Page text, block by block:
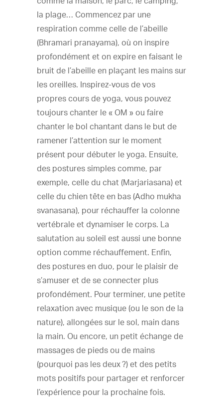
la plage… Commencez par une
respiration comme celle de l’abeille
(Bhramari pranayama), où on inspire
profondément et on expire en faisant le
bruit de l’abeille en plaçant les mains sur
les oreilles. Inspirez-vous de vos
propres cours de yoga, vous pouvez
toujours chanter le « OM » ou faire
chanter le bol chantant dans le but de
ramener l’attention sur le moment
présent pour débuter le yoga. Ensuite,
des postures simples comme, par
exemple, celle du chat (Marjariasana) et
celle du chien tête en bas (Adho mukha
svanasana), pour réchauffer la colonne
vertébrale et dynamiser le corps. La
salutation au soleil est aussi une bonne
option comme réchauffement. Enfin,
des postures en duo, pour le plaisir de
s’amuser et de se connecter plus
profondément. Pour terminer, une petite
relaxation avec musique (ou le son de la
nature), allongées sur le sol, main dans
la main. Ou encore, un petit échange de
massages de pieds ou de mains
(pourquoi pas les deux ?) et des petits
mots positifs pour partager et renforcer
l’expérience pour la prochaine fois.